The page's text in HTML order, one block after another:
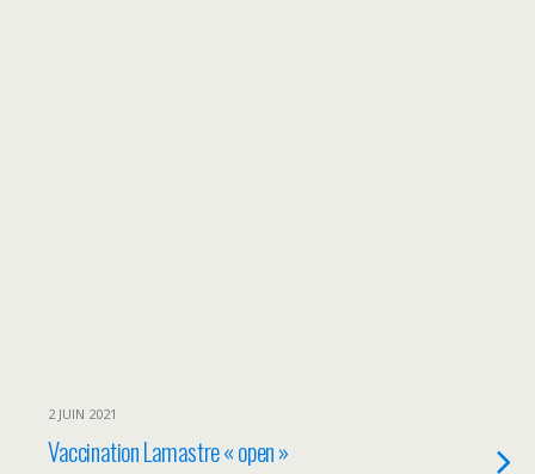
2 JUIN 2021
Vaccination Lamastre « open »